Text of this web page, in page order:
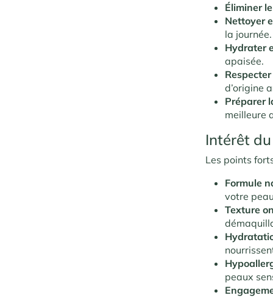
Éliminer
Nettoyer
la journée.
Hydrater
apaisée.
d’origine
Préparer
meilleure
Intérêt
Les points
Formule
votre
Texture
peaux